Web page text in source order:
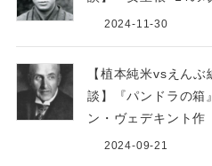
2024-11-30
【植本純米vsえん
談】『パンドラの箱
ン・ヴェデキント
2024-09-21